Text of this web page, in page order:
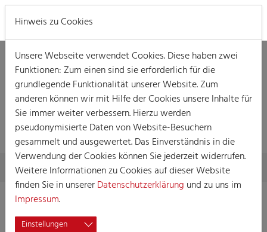
VERANSTALTUNG
Skip to main content
You are here:
Home Session Veranstaltungen Veranstaltung
Kostümsitzung der KKG Stromlose Ader
Hinweis zu Cookies
Unsere Webseite verwendet Cookies. Diese haben zwei
Funktionen: Zum einen sind sie erforderlich für die
grundlegende Funktionalität unserer Website. Zum
anderen können wir mit Hilfe der Cookies unsere Inhalte für
Sie immer weiter verbessern. Hierzu werden
pseudonymisierte Daten von Website-Besuchern
gesammelt und ausgewertet. Das Einverständnis in die
Verwendung der Cookies können Sie jederzeit widerrufen.
Weitere Informationen zu Cookies auf dieser Website
finden Sie in unsererDatenschutzerklärung und zu uns im
Impressum.
Einstellungen